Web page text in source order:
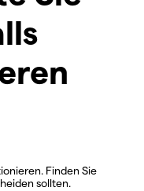
Finden Sie
sollten.